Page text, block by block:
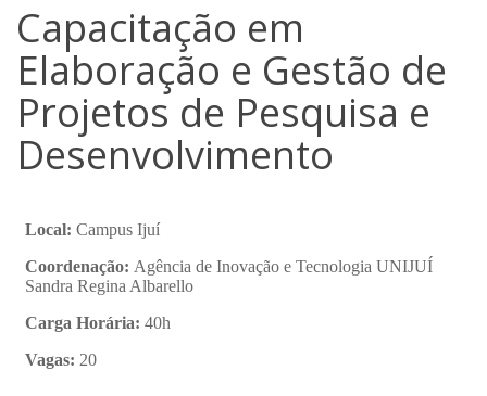
Capacitação em
Elaboração e Gestão de
Projetos de Pesquisa e
Desenvolvimento